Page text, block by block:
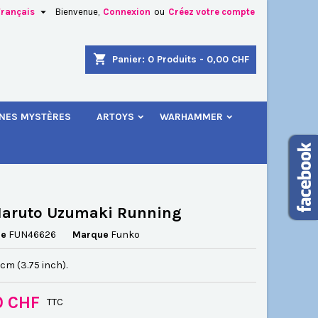
Bienvenue, Connexion ou Créez votre compte

shopping_cart Panier: 0 Produits - 0,00 CHF
MYSTÈRES ARTOYS WARHAMMER
Uzumaki Running
FUN46626 Marque Funko
cm (3.75 inch).
CHF TTC